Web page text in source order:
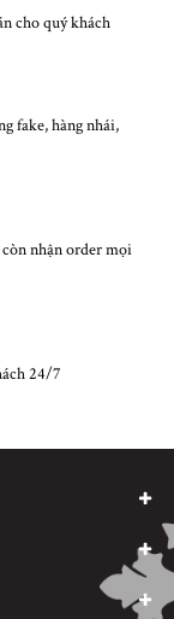
cho quý khách
fake, hàng nhái,
nhận order mọi
24/7